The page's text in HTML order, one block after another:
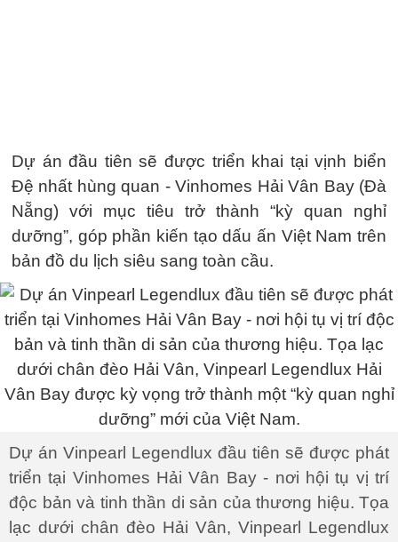
Dự án đầu tiên sẽ được triển khai tại vịnh biển
Đệ nhất hùng quan - Vinhomes Hải Vân Bay (Đà
Nẵng) với mục tiêu trở thành “kỳ quan nghỉ
dưỡng”, góp phần kiến tạo dấu ấn Việt Nam trên
bản đồ du lịch siêu sang toàn cầu.
Dự án Vinpearl Legendlux đầu tiên sẽ được phát
triển tại Vinhomes Hải Vân Bay - nơi hội tụ vị trí
độc bản và tinh thần di sản của thương hiệu. Tọa
lạc dưới chân đèo Hải Vân, Vinpearl Legendlux